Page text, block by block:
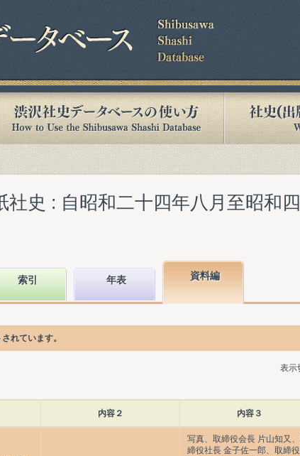
史 : 自昭和二十四年八月至昭和四
索引 年表 資料編
れています。
表示
内容２ 内容３
写真、取締役会長 片山知又
締役社長 金子佐一郎、取締役